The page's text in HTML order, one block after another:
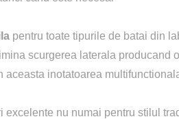
pentru toate tipurile de batai din
scurgerea laterala producand
aceasta inotatoarea
excelente nu numai pentru stilul